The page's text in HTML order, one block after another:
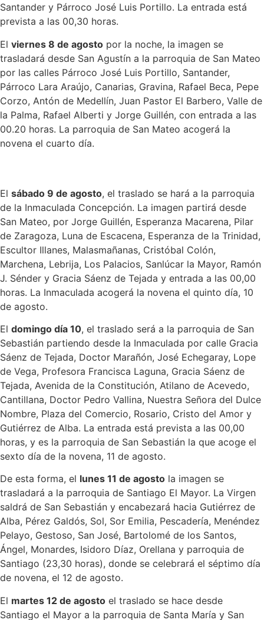
Santander y Párroco José Luis Portillo. La entrada está
prevista a las 00,30 horas.
El viernes 8 de agosto por la noche, la imagen se
trasladará desde San Agustín a la parroquia de San Mateo
por las calles Párroco José Luis Portillo, Santander,
Párroco Lara Araújo, Canarias, Gravina, Rafael Beca, Pepe
Corzo, Antón de Medellín, Juan Pastor El Barbero, Valle de
la Palma, Rafael Alberti y Jorge Guillén, con entrada a las
00.20 horas. La parroquia de San Mateo acogerá la
novena el cuarto día.
El sábado 9 de agosto, el traslado se hará a la parroquia
de la Inmaculada Concepción. La imagen partirá desde
San Mateo, por Jorge Guillén, Esperanza Macarena, Pilar
de Zaragoza, Luna de Escacena, Esperanza de la Trinidad,
Escultor Illanes, Malasmañanas, Cristóbal Colón,
Marchena, Lebrija, Los Palacios, Sanlúcar la Mayor, Ramón
J. Sénder y Gracia Sáenz de Tejada y entrada a las 00,00
horas. La Inmaculada acogerá la novena el quinto día, 10
de agosto.
El domingo día 10, el traslado será a la parroquia de San
Sebastián partiendo desde la Inmaculada por calle Gracia
Sáenz de Tejada, Doctor Marañón, José Echegaray, Lope
de Vega, Profesora Francisca Laguna, Gracia Sáenz de
Tejada, Avenida de la Constitución, Atilano de Acevedo,
Cantillana, Doctor Pedro Vallina, Nuestra Señora del Dulce
Nombre, Plaza del Comercio, Rosario, Cristo del Amor y
Gutiérrez de Alba. La entrada está prevista a las 00,00
horas, y es la parroquia de San Sebastián la que acoge el
sexto día de la novena, 11 de agosto.
De esta forma, el lunes 11 de agosto la imagen se
trasladará a la parroquia de Santiago El Mayor. La Virgen
saldrá de San Sebastián y encabezará hacia Gutiérrez de
Alba, Pérez Galdós, Sol, Sor Emilia, Pescadería, Menéndez
Pelayo, Gestoso, San José, Bartolomé de los Santos,
Ángel, Monardes, Isidoro Díaz, Orellana y parroquia de
Santiago (23,30 horas), donde se celebrará el séptimo día
de novena, el 12 de agosto.
El martes 12 de agosto el traslado se hace desde
Santiago el Mayor a la parroquia de Santa María y San